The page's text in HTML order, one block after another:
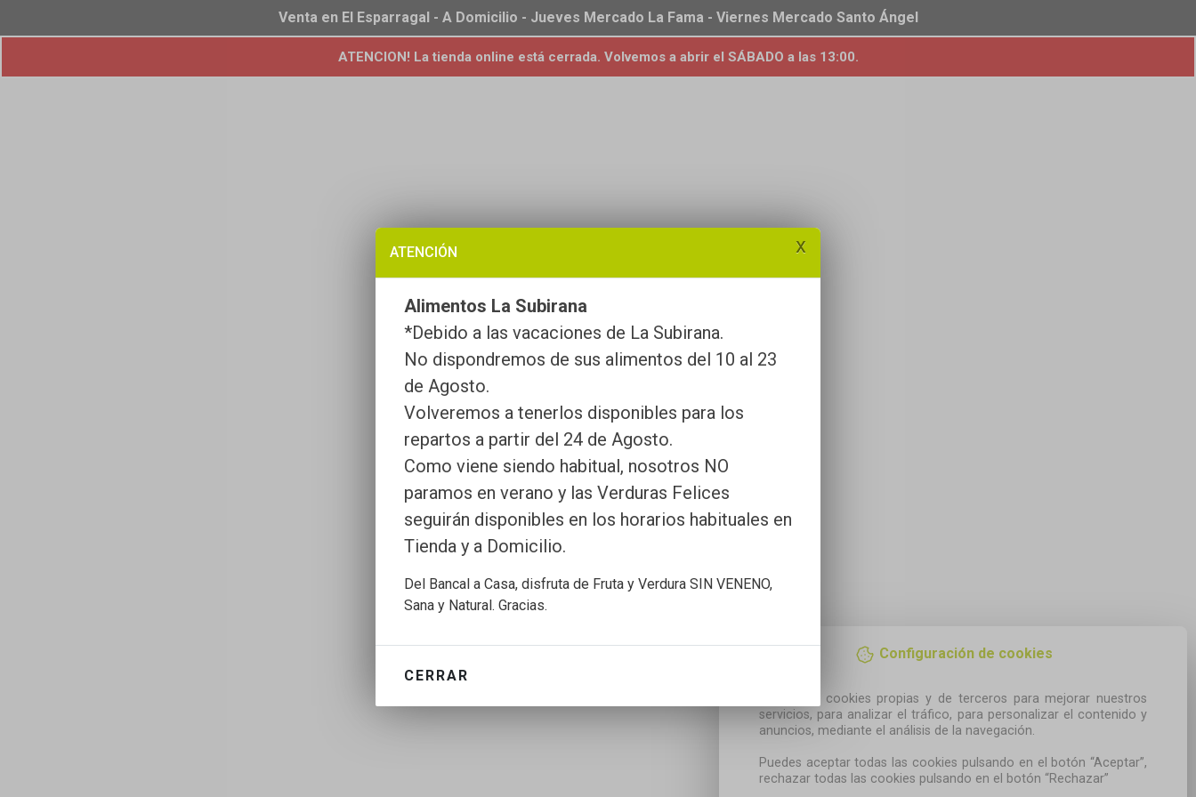
Configuración de cookies
Utilizamos cookies propias y de terceros para mejorar nuestros
servicios, para analizar el tráfico, para personalizar el contenido y
anuncios, mediante el análisis de la navegación.
Puedes aceptar todas las cookies pulsando en el botón “Aceptar”,
rechazar todas las cookies pulsando en el botón “Rechazar”
ATENCIÓN x
Alimentos La Subirana
*Debido a las vacaciones de La Subirana.
No dispondremos de sus alimentos del 10 al 23
de Agosto.
Volveremos a tenerlos disponibles para los
repartos a partir del 24 de Agosto.
Como viene siendo habitual, nosotros NO
paramos en verano y las Verduras Felices
seguirán disponibles en los horarios habituales en
Tienda y a Domicilio.
Del Bancal a Casa, disfruta de Fruta y Verdura SIN VENENO,
Sana y Natural. Gracias.
CERRAR
Venta en El Esparragal - A Domicilio - Jueves Mercado La Fama - Viernes Mercado Santo Ángel
ATENCION! La tienda online está cerrada. Volvemos a abrir el SÁBADO a las 13:00.